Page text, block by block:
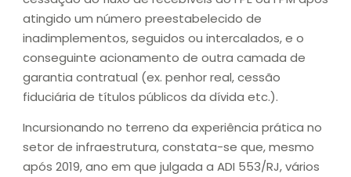
atingido um número preestabelecido de
inadimplementos, seguidos ou intercalados, e o
conseguinte acionamento de outra camada de
garantia contratual (ex. penhor real, cessão
fiduciária de títulos públicos da dívida etc.).
Incursionando no terreno da experiência prática no
setor de infraestrutura, constata-se que, mesmo
após 2019, ano em que julgada a ADI 553/RJ, vários